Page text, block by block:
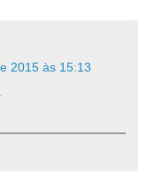
2015 às 15:13